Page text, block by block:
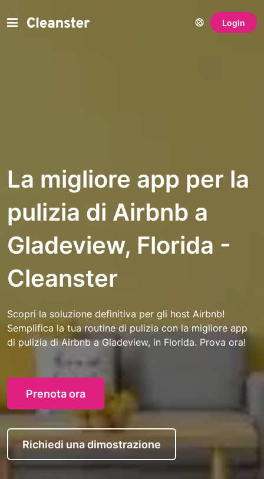
Login
La migliore app per la
pulizia di Airbnb a
Gladeview, Florida -
Cleanster
Scopri la soluzione definitiva per gli host Airbnb!
Semplifica la tua routine di pulizia con la migliore app
di pulizia di Airbnb a Gladeview, in Florida. Prova ora!
Prenota ora
Richiedi una dimostrazione